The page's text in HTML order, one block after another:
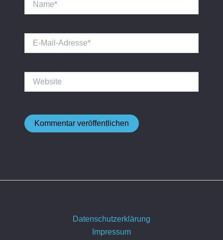
Mail-
Datenschutzerklärung
Impressum